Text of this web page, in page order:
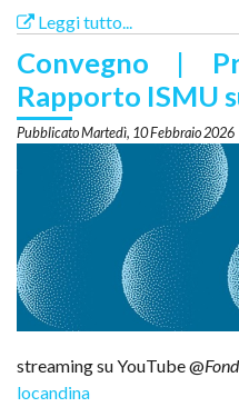
Leggi tutto...
Convegno |
Rapporto ISMU
Martedì, 10 Febbraio 2026
streaming su YouTube @
locandina